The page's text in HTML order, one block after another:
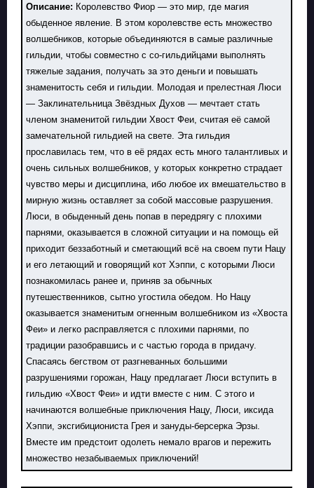
Описание: Королевство Фиор — это мир, где магия
обыденное явление. В этом королевстве есть множество
волшебников, которые объединяются в самые различные
гильдии, чтобы совместно с со-гильдийцами выполнять
тяжелые задания, получать за это деньги и повышать
знаменитость себя и гильдии. Молодая и прелестная Люси
— Заклинательница Звёздных Духов — мечтает стать
членом знаменитой гильдии Хвост Феи, считая её самой
замечательной гильдией на свете. Эта гильдия
прославилась тем, что в её рядах есть много талантливых и
очень сильных волшебников, у которых конкретно страдает
чувство меры и дисциплина, ибо любое их вмешательство в
мирную жизнь оставляет за собой массовые разрушения.
Люси, в обыденный день попав в передрягу с плохими
парнями, оказывается в сложной ситуации и на помощь ей
приходит беззаботный и сметающий всё на своем пути Нацу
и его летающий и говорящий кот Хэппи, с которыми Люси
познакомилась ранее и, приняв за обычных
путешественников, сытно угостила обедом. Но Нацу
оказывается знаменитым огненным волшебником из «Хвоста
Феи» и легко расправляется с плохими парнями, по
традиции разобравшись и с частью города в придачу.
Спасаясь бегством от разгневанных большими
разрушениями горожан, Нацу предлагает Люси вступить в
гильдию «Хвост Феи» и идти вместе с ним. С этого и
начинаются волшебные приключения Нацу, Люси, иксида
Хэппи, эксгибициониста Грея и зануды-берсерка Эрзы.
Вместе им предстоит одолеть немало врагов и пережить
множество незабываемых приключений!